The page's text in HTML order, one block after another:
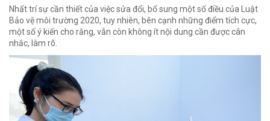
Nhất trí sự cần thiết của việc sửa đổi, bổ sung một số điều của Luật
Bảo vệ môi trường 2020, tuy nhiên, bên cạnh những điểm tích cực,
một số ý kiến cho rằng, vẫn còn không ít nội dung cần được cân
nhắc, làm rõ.